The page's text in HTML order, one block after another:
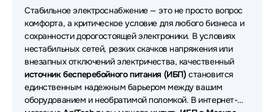
Источники бесперебойного питания (ИБП - UPS)
CyberPower
Источники бесперебойного питания (ИБП - UPS)
Powerman
Источники бесперебойного питания (ИБП - UPS)
SVC
Стабильное электроснабжение — это не просто вопрос
комфорта, а критическое условие для любого бизнеса и
сохранности дорогостоящей электроники. В условиях
нестабильных сетей, резких скачков напряжения или
внезапных отключений электричества, качественный
источник бесперебойного питания (ИБП) становится
единственным надежным барьером между вашим
оборудованием и необратимой поломкой. В интернет-